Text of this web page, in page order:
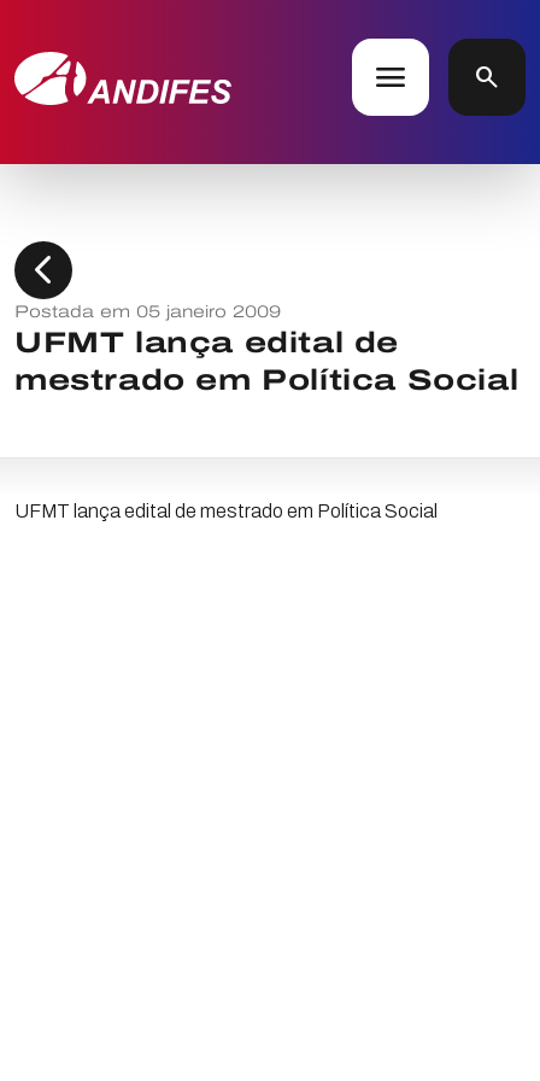
menu search
chevron_left
Postada em 05 janeiro 2009
UFMT lança edital de
mestrado em Política Social
UFMT lança edital de mestrado em Política Social